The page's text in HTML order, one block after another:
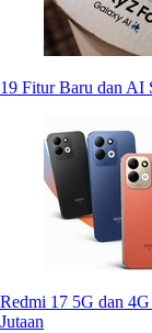
19 Fitur Baru dan AI
Redmi 17 5G dan
Jutaan